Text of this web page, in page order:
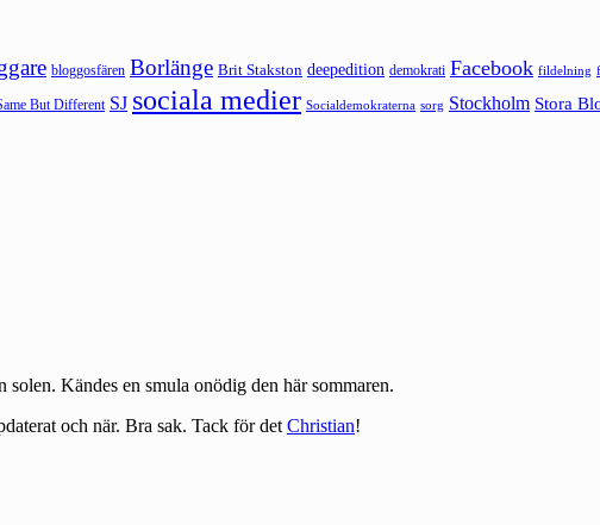
bloggosfären Borlänge Brit Stakston deepedition demokrati Facebook fildelning
But Different SJ sociala medier Socialdemokraterna sorg Stockholm Stora
Kändes en smula onödig den här sommaren.
och när. Bra sak. Tack för detChristian!